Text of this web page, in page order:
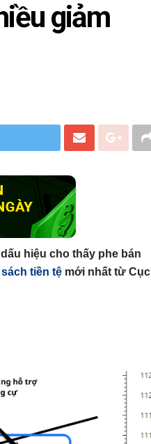
giảm
hiệu cho thấy phe bán
tiền tệ mới nhất từ Cục